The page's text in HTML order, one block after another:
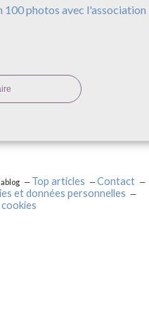
100 photos avec
Top articles
Contact
et données personnelles